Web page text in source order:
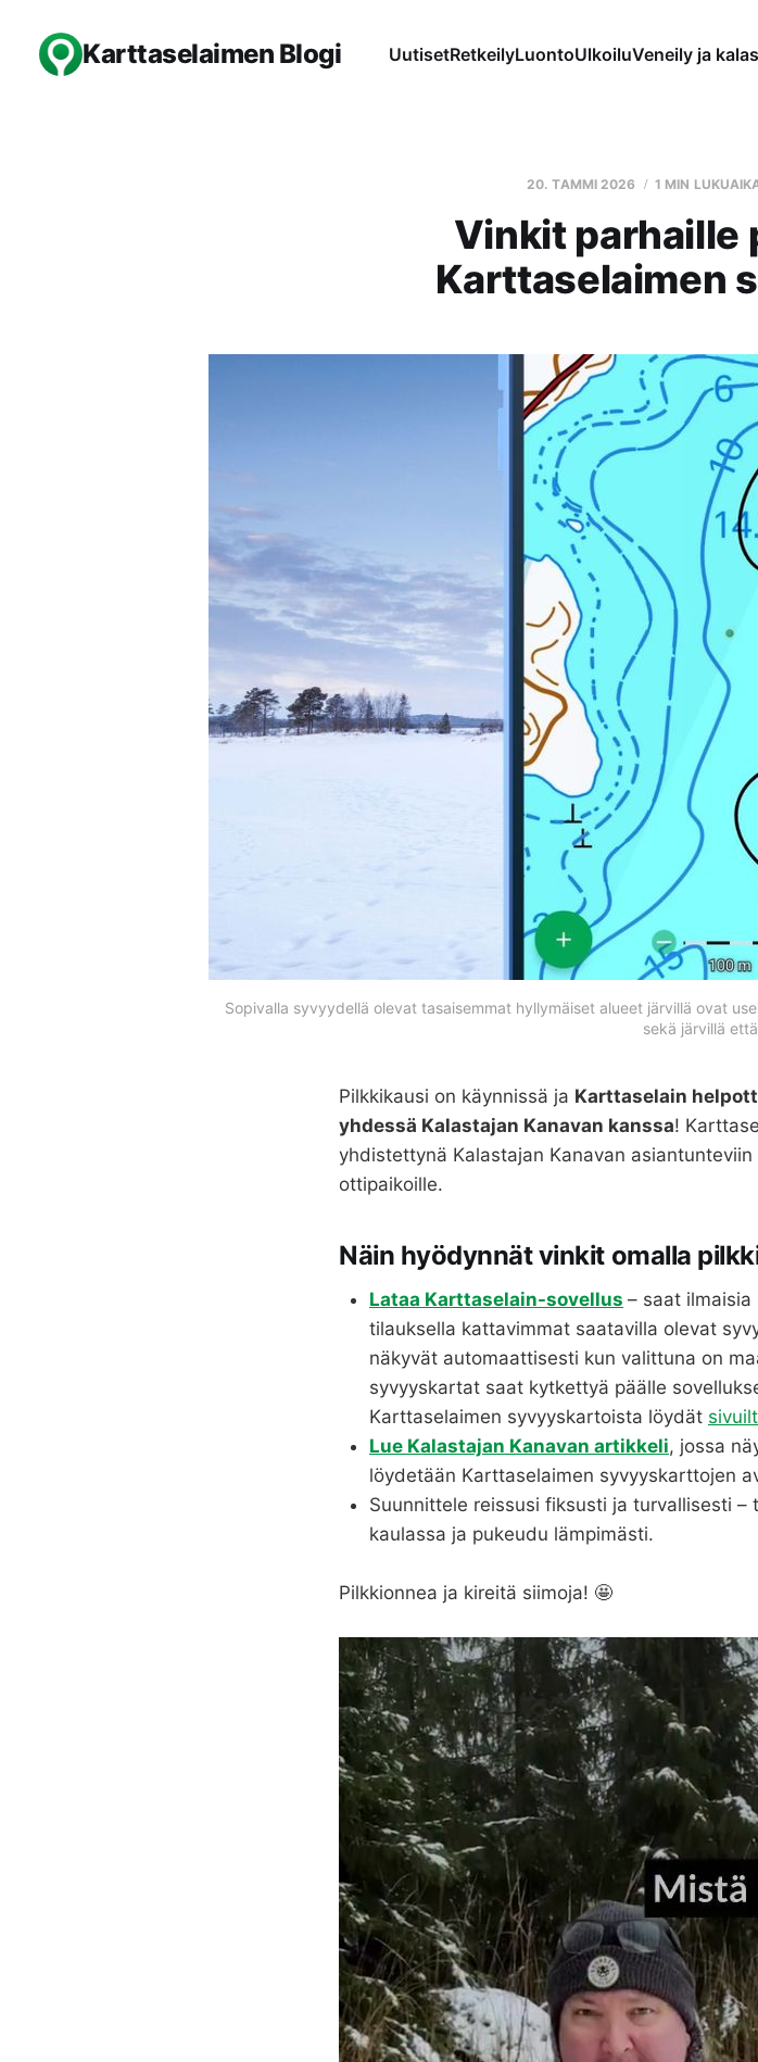
Karttaselaimen Blogi UutisetRetkeilyLuontoUlkoiluVeneily ja
20. TAMMI 2026 1 MIN
Vinkit parhaille
Karttaselaimen
Sopivalla syvyydellä olevat tasaisemmat hyllymäiset alueet järvillä ovat
sekä järvillä
Pilkkikausi on käynnissä ja Karttaselain
yhdessä Kalastajan Kanavan kanssa!
yhdistettynä Kalastajan Kanavan
ottipaikoille.
Näin hyödynnät vinkit omalla
Lataa Karttaselain-sovellus – saat
tilauksella kattavimmat saatavilla olevat
näkyvät automaattisesti kun valittuna on
syvyyskartat saat kytkettyä päälle
Karttaselaimen syvyyskartoista löydät
Lue Kalastajan Kanavan artikkeli, jossa
löydetään Karttaselaimen syvyyskarttojen
Suunnittele reissusi fiksusti ja turvallisesti
kaulassa ja pukeudu lämpimästi.
Pilkkionnea ja kireitä siimoja! 🤩